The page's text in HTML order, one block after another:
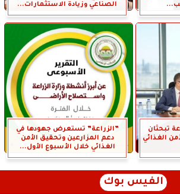
الصناعي وزيادة الاستثمارات...
تبحثان
الأمن الغذائي
”الزراعة” تستعرض جهودها في
دعم المزارعين وتحقيق الأمن
الغذائي خلال الأسبوع الأول...
الفيس بوك